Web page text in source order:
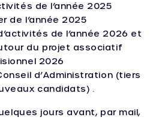
de l’année 2025
de l’année 2025
de l’année 2026 et
du projet associatif
2026
d’Administration (tiers
candidats) .
jours avant, par mail,